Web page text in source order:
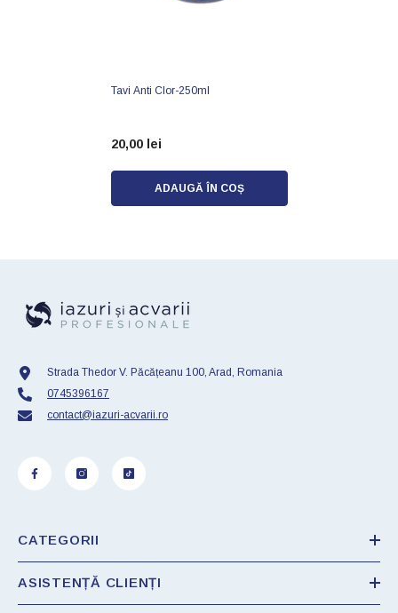
Tavi Anti Clor-250ml
20,00 lei
ADAUGĂ ÎN COȘ
Strada Thedor V. Păcățeanu 100, Arad, Romania
0745396167
contact@iazuri-acvarii.ro
CATEGORII
ASISTENȚĂ CLIENȚI